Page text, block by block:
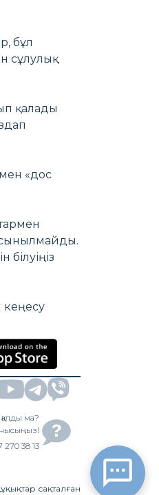
бұл
сұлулық
қалады
«дос
кеңесу
қалды ма?
270 38 13
сақталған